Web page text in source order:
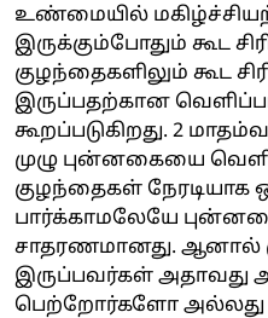
உண்மையில்
இருக்கும்போதும் கூட
குழந்தைகளிலும் கூட
இருப்பதற்கான
கூறப்படுகிறது. 2
முழு புன்னகையை
குழந்தைகள் நேரடியாக
பார்க்காமலேயே
சாதரணமானது. ஆனால்
இருப்பவர்கள் அதாவது
பெற்றோர்களோ அல்லது